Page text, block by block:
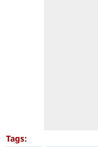
Tags: